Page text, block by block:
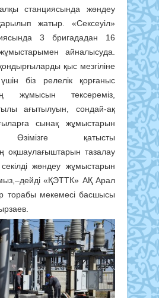
станциясында жөндеу
жатыр. «Сексеуіл»
3 бригададан 16
айналысуда.
қыс мезгіліне
біз релелік қорғаныс
жұмысын тексереміз,
ағытылуын, сондай-ақ
сынақ жұмыстарын
Өзімізге қатысты
оқшаулағыштарын тазалау
жөндеу жұмыстарын
«ҚЭТТК» АҚ Арал
торабы мекемесі басшысы